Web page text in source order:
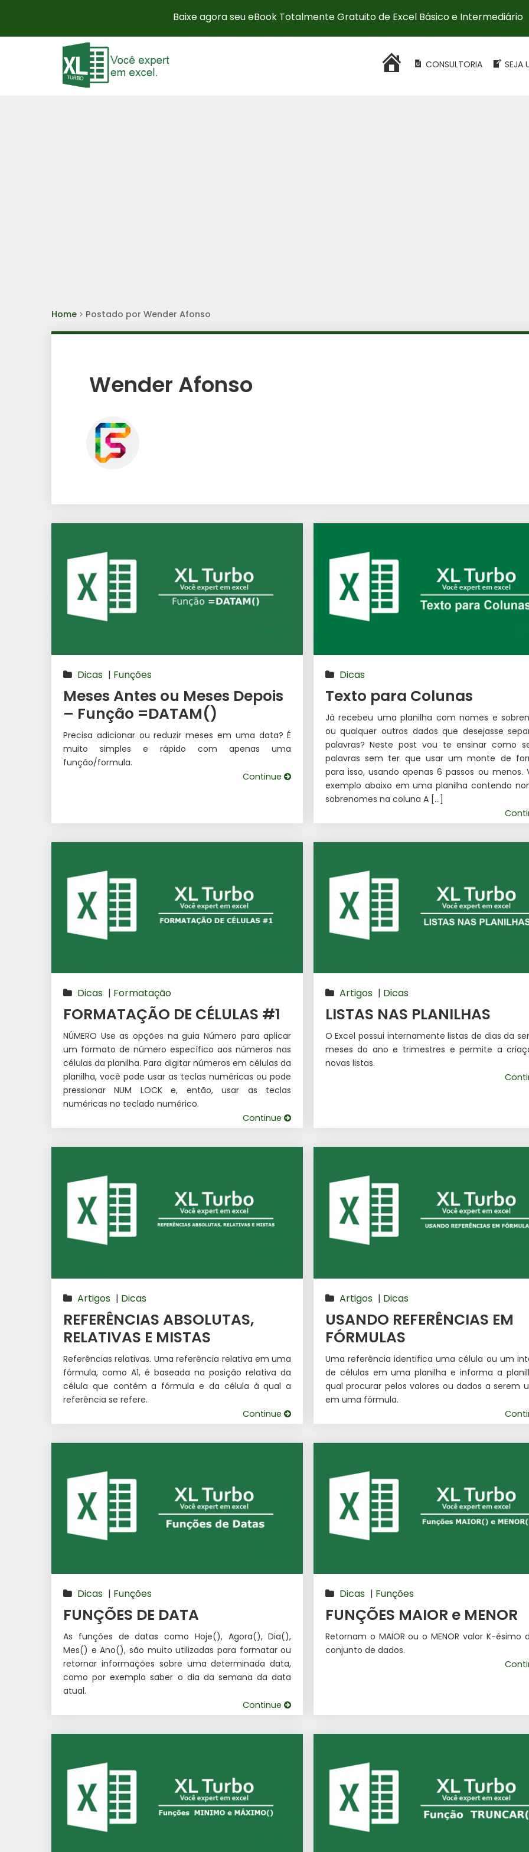
Baixe agora seu eBook Totalmente Gratuito de Excel Básico e Intermediário
HOMECONSULTORIA SEJA
Home Postado por Wender Afonso
Wender Afonso
Dicas | Funções
Meses Antes ou Meses Depois
– Função =DATAM()
Precisa adicionar ou reduzir meses em uma data? É
muito simples e rápido com apenas uma
função/formula.
Continue
Dicas
Texto para Colunas
Já recebeu uma planilha com nomes e
ou qualquer outros dados que desejasse
palavras? Neste post vou te ensinar como
palavras sem ter que usar um monte de
para isso, usando apenas 6 passos ou menos.
exemplo abaixo em uma planilha contendo
sobrenomes na coluna A […]
Dicas | Formatação
FORMATAÇÃO DE CÉLULAS #1
NÚMERO Use as opções na guia Número para aplicar
um formato de número específico aos números nas
células da planilha. Para digitar números em células da
planilha, você pode usar as teclas numéricas ou pode
pressionar NUM LOCK e, então, usar as teclas
numéricas no teclado numérico.
Continue
Artigos | Dicas
LISTAS NAS PLANILHAS
O Excel possui internamente listas de dias da
meses do ano e trimestres e permite a
novas listas.
Artigos | Dicas
REFERÊNCIAS ABSOLUTAS,
RELATIVAS E MISTAS
Referências relativas. Uma referência relativa em uma
fórmula, como A1, é baseada na posição relativa da
célula que contém a fórmula e da célula à qual a
referência se refere.
Continue
Artigos | Dicas
USANDO REFERÊNCIAS EM
FÓRMULAS
Uma referência identifica uma célula ou um
de células em uma planilha e informa a
qual procurar pelos valores ou dados a serem
em uma fórmula.
Dicas | Funções
FUNÇÕES DE DATA
As funções de datas como Hoje(), Agora(), Dia(),
Mes() e Ano(), são muito utilizadas para formatar ou
retornar informações sobre uma determinada data,
como por exemplo saber o dia da semana da data
atual.
Continue
Dicas | Funções
FUNÇÕES MAIOR e MENOR
Retornam o MAIOR ou o MENOR valor K-ésimo
conjunto de dados.